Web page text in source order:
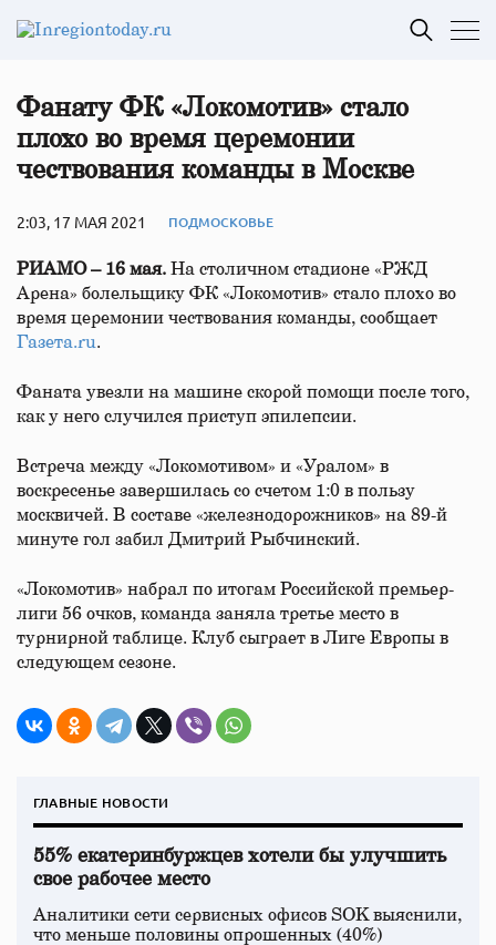
Фанату ФК «Локомотив» стало
плохо во время церемонии
чествования команды в Москве
2:03, 17 МАЯ 2021 ПОДМОСКОВЬЕ
РИАМО – 16 мая. На столичном стадионе «РЖД
Арена» болельщику ФК «Локомотив» стало плохо во
время церемонии чествования команды, сообщает
Газета.ru.
Фаната увезли на машине скорой помощи после того,
как у него случился приступ эпилепсии.
Встреча между «Локомотивом» и «Уралом» в
воскресенье завершилась со счетом 1:0 в пользу
москвичей. В составе «железнодорожников» на 89-й
минуте гол забил Дмитрий Рыбчинский.
«Локомотив» набрал по итогам Российской премьер-
лиги 56 очков, команда заняла третье место в
турнирной таблице. Клуб сыграет в Лиге Европы в
следующем сезоне.
ГЛАВНЫЕ НОВОСТИ
55% екатеринбуржцев хотели бы улучшить
свое рабочее место
Аналитики сети сервисных офисов SOK выяснили,
что меньше половины опрошенных (40%)